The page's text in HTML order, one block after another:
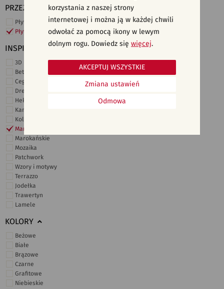
PRZEZNACZENIE
Płytki ścienne
Płytki podłogowe
INSPIRACJE
3D i struktury
Beton
Cegiełki
Drewno
Heksagonalne
Kamień
Kolor
Marmur
Marokańskie
Mozaika
Patchwork
Wzory i motywy
Terrazzo
Jodełka
Trawertyn
Lamele
KOLORY
Beżowe
Białe
Brązowe
Czarne
Grafitowe
Niebieskie
korzystania z naszej strony
internetowej i można ją w każdej chwili
odwołać za pomocą ikony w lewym
dolnym rogu. Dowiedz się więcej.
Odmowa
Zmiana ustawień
AKCEPTUJ WSZYSTKIE